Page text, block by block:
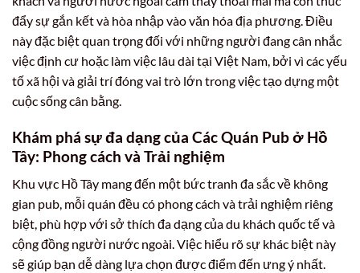
đẩy sự gắn kết và hòa nhập vào văn hóa địa phương. Điều
này đặc biệt quan trọng đối với những người đang cân nhắc
việc định cư hoặc làm việc lâu dài tại Việt Nam, bởi vì các yếu
tố xã hội và giải trí đóng vai trò lớn trong việc tạo dựng một
cuộc sống cân bằng.
Khám phá sự đa dạng của Các Quán Pub ở Hồ
Tây: Phong cách và Trải nghiệm
Khu vực Hồ Tây mang đến một bức tranh đa sắc về không
gian pub, mỗi quán đều có phong cách và trải nghiệm riêng
biệt, phù hợp với sở thích đa dạng của du khách quốc tế và
cộng đồng người nước ngoài. Việc hiểu rõ sự khác biệt này
sẽ giúp bạn dễ dàng lựa chọn được điểm đến ưng ý nhất.